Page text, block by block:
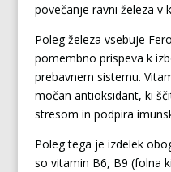
povečanje ravni železa v
Poleg železa vsebuje
pomembno prispeva k
prebavnem sistemu.
močan antioksidant, ki
stresom in podpira
Poleg tega je izdelek
so vitamin B6, B9 (folna